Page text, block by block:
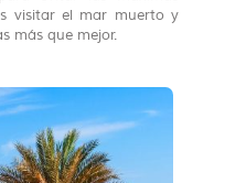
visitar el mar muerto y
más que mejor.